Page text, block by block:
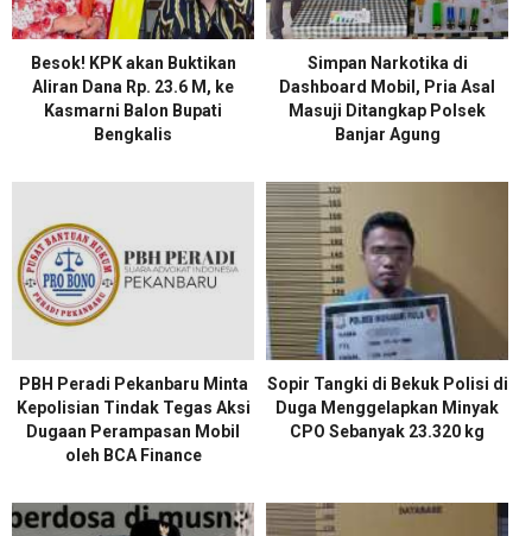
Besok! KPK akan Buktikan
Aliran Dana Rp. 23.6 M, ke
Kasmarni Balon Bupati
Bengkalis
Simpan Narkotika di
Dashboard Mobil, Pria Asal
Masuji Ditangkap Polsek
Banjar Agung
PBH Peradi Pekanbaru Minta
Kepolisian Tindak Tegas Aksi
Dugaan Perampasan Mobil
oleh BCA Finance
Sopir Tangki di Bekuk Polisi di
Duga Menggelapkan Minyak
CPO Sebanyak 23.320 kg